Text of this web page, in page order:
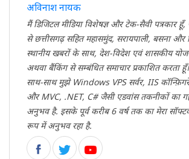
अविनाश नायक
मैं डिजिटल मीडिया विशेषज्ञ और टेक-सैवी पत्रकार हूँ,
से छत्तीसगढ़ सहित महासमुंद, सरायपाली, बसना और
स्थानीय खबरों के साथ, देश-विदेश एवं शासकीय
अथवा बैंकिंग से सम्बंधित समाचार प्रकाशित करता हूँ।
साथ-साथ मुझे Windows VPS सर्वर, IIS
और MVC, .NET, C# जैसी एडवांस तकनीकों का
अनुभव है. इसके पूर्व करीब 6 वर्ष तक का मेरा
रूप में अनुभव रहा है.